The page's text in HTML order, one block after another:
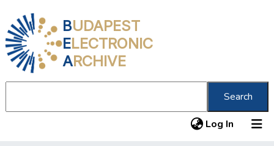
BUDAPEST
ELECTRONIC
ARCHIVE
Search
Log In (current)